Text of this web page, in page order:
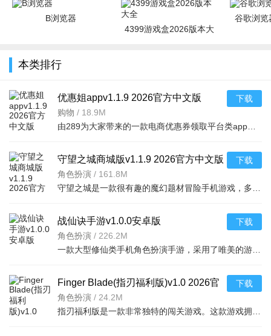
B浏览器
4399游戏盒2026版本大
谷歌浏览
本类排行
优惠姐appv1.1.9 2026官方中文版
购物 / 18.9M
下载
守望之城商城版v1.1.9 2026官方中文版
角色扮演 / 161.8M
下载
战仙诀手游v1.0.0安卓版
角色扮演 / 226.2M
下载
Finger Blade(指刃福利版)v1.0 2026官
方中文版
角色扮演 / 24.2M
下载